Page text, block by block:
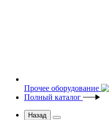
Прочее оборудование
Полный каталог
Назад